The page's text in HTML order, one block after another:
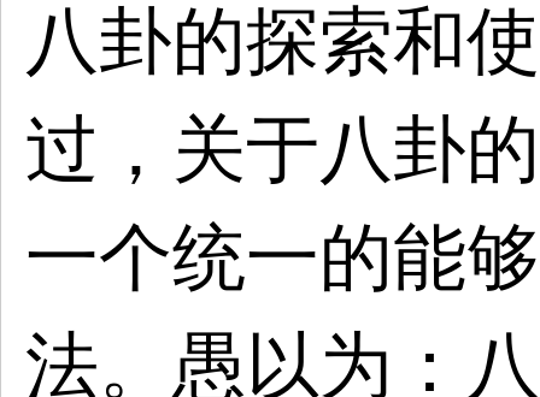
八卦的探索和
过，关于八卦
一个统一的能
法。愚以为：